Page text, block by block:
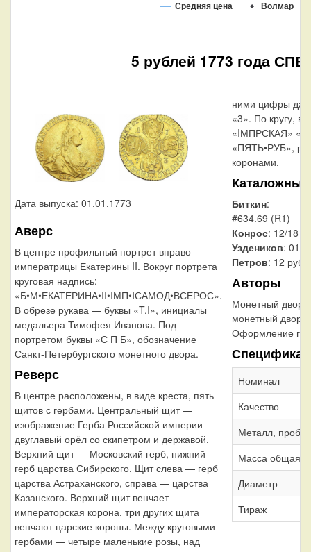
Средняя цена Волмар
5 рублей 1773 года
Дата выпуска: 01.01.1773
Аверс
В центре профильный портрет вправо
императрицы Екатерины II. Вокруг портрета
круговая надпись:
«Б•М•ЕКАТЕРИНА•II•IМП•IСАМОД•ВСЕРОС».
В обрезе рукава — буквы «T.I», инициалы
медальера Тимофея Иванова. Под
портретом буквы «С П Б», обозначение
Санкт-Петербургского монетного двора.
Реверс
В центре расположены, в виде креста, пять
щитов с гербами. Центральный щит —
изображение Герба Российской империи —
двуглавый орёл со скипетром и державой.
Верхний щит — Московский герб, нижний —
герб царства Сибирского. Щит слева — герб
царства Астраханского, справа — царства
Казанского. Верхний щит венчает
императорская корона, три других щита
венчают царские короны. Между круговыми
гербами — четыре маленькие розы, над
ними цифры
«3». По кругу,
«IМПРСКАЯ»
«ПЯТЬ•РУБ»,
коронами.
Биткин:
#634.69 (R1)
Конрос: 12/18
Уздеников:
Петров: 12
Авторы
Монетный двор:
монетный двор
Оформление
Номинал
Качество
Металл, проба
Масса общая
Диаметр
Тираж